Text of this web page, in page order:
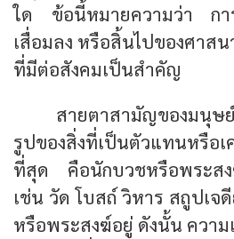
ใด ข้อนี้หมายความว่า กา
เสื่อมลง หรือสิ้นไปของศาส
ที่มีต่อสังคมเป็นสำคัญ
สายตาสามัญของมนุษ
รูปของสิ่งที่เป็นตัวแทนหรื
ที่สุด คือนักบวชหรือพระส
เช่น วัด โบสถ์ วิหาร สถูปเ
หรือพระสงฆ์อยู่ ดังนั้น ความ